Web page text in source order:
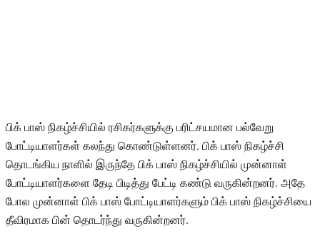
பிக் பாஸ் நிகழ்ச்சியில் ரசிகர்களுக்கு பரிட்சயமான பல்வேறு
போட்டியாளர்கள் கலந்து கொண்டுள்ளனர். பிக் பாஸ் நிகழ்ச்சி
தொடங்கிய நாளில் இருந்தே பிக் பாஸ் நிகழ்ச்சியில் முன்னாள்
போட்டியாளர்களை தேடி பிடித்து பேட்டி கண்டு வருகின்றனர். அதே
போல முன்னாள் பிக் பாஸ் போட்டியாளர்களும் பிக் பாஸ் நிகழ்ச்சியை
தீவிரமாக பின் தொடர்ந்து வருகின்றனர்.